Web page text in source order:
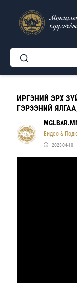
ИРГЭНИЙ ЭРХ
ГЭРЭЭНИЙ
Видео &
2023-04-10